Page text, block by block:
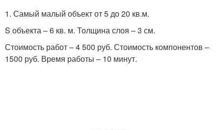
1. Самый малый объект от 5 до 20 кв.м.
S объекта – 6 кв. м. Толщина слоя – 3 см.
Стоимость работ – 4 500 руб. Стоимость компонентов –
1500 руб. Время работы – 10 минут.